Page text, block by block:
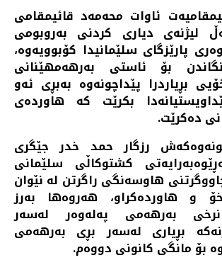
ئاوات محه‌مه‌د قائیمقامی
لیژنه‌ی دیاری كردنی به‌روبومی
پارێزگای سلێمانیدا كۆبوویه‌وه‌،
بۆ ئاستی به‌رهه‌مهێنانی
بڕیاردرا پێداچونه‌وه‌ به‌بڕی ئه‌و
بكرێت كه‌ هاورده‌ی
ده‌كرێت.
رزگار حمد خدر جێگری
كشتوكاڵی سلێمانی
هاوسه‌نگی راگرتن له‌ نێوان
و هاورده‌كراو، هه‌روه‌ها به‌رز
نرخی به‌رهه‌می په‌له‌وه‌ر له‌سه‌ر
بڕیاری له‌سه‌ر بڕی به‌رهه‌می
بۆ مانگی كانونی دووه‌م.